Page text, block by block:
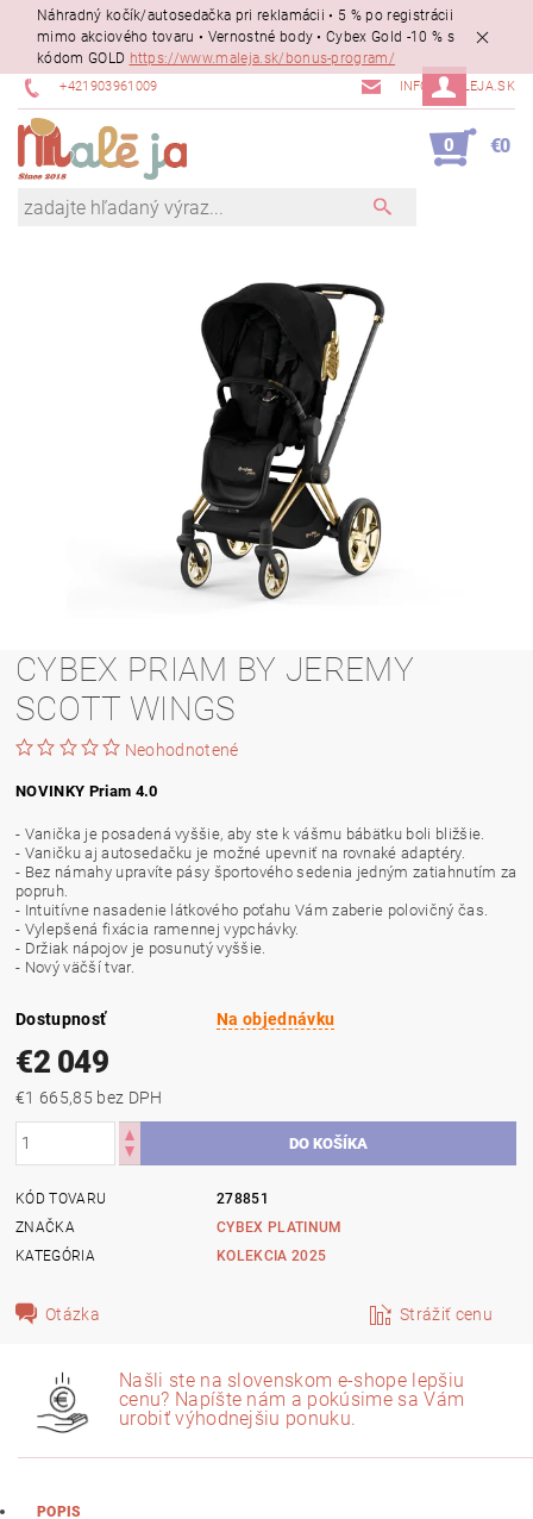
Náhradný kočík/autosedačka pri reklamácii • 5 % po registrácii
mimo akciového tovaru • Vernostné body • Cybex Gold -10 % s
kódom GOLD https://www.maleja.sk/bonus-program/
+421903961009 INFO@MALEJA.SK
0 €0
CYBEX PRIAM BY JEREMY
SCOTT WINGS
Neohodnotené
NOVINKY Priam 4.0
- Vanička je posadená vyššie, aby ste k vášmu bábätku boli bližšie.
- Vaničku aj autosedačku je možné upevniť na rovnaké adaptéry.
- Bez námahy upravíte pásy športového sedenia jedným zatiahnutím za
popruh.
- Intuitívne nasadenie látkového poťahu Vám zaberie polovičný čas.
- Vylepšená fixácia ramennej vypchávky.
- Držiak nápojov je posunutý vyššie.
- Nový väčší tvar.
Dostupnosť Na objednávku
€2 049
€1 665,85 bez DPH
KÓD TOVARU
278851
ZNAČKA
KATEGÓRIA
KOLEKCIA 2025
Otázka Strážiť cenu
Našli ste na slovenskom e-shope lepšiu
cenu? Napíšte nám a pokúsime sa Vám
urobiť výhodnejšiu ponuku.
POPIS